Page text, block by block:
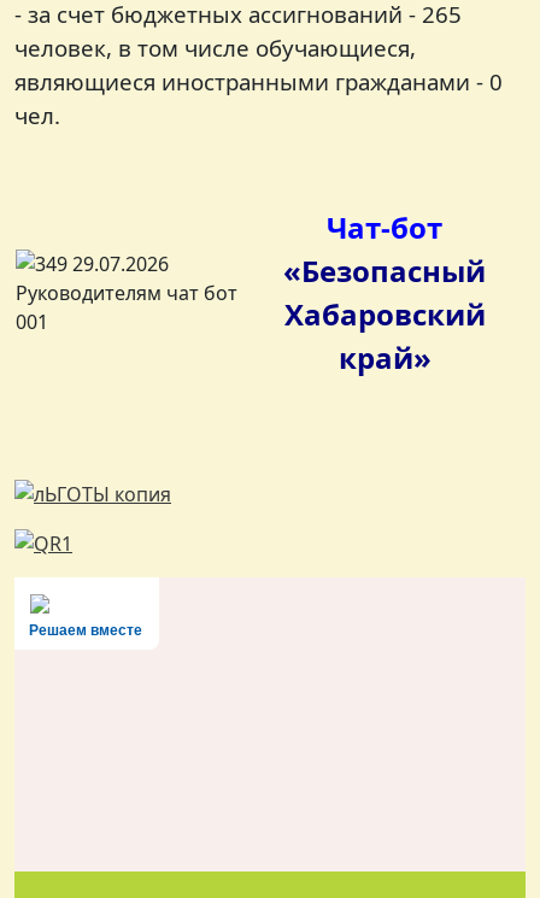
- за счет бюджетных ассигнований - 265
человек, в том числе обучающиеся,
являющиеся иностранными гражданами - 0
чел.
Чат-бот
«Безопасный
Хабаровский
край»
Решаем вместе